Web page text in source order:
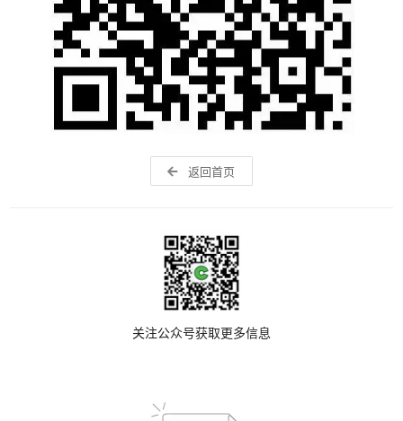
返回首页
关注公众号获取更多信息